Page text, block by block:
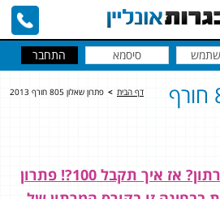
דף הבית > פתרון שאלון 805 חורף 2013
פתרון שאלון 805 חורף
עדיין לא נרשמת למרתון? אז איך תקבל 100?! פתרון